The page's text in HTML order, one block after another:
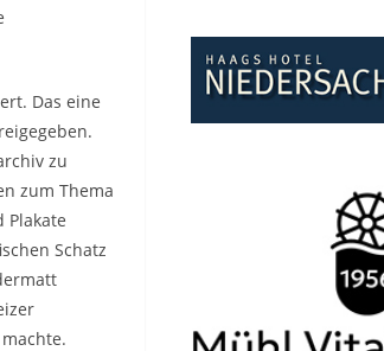
Das eine
zu
zum Thema
Plakate
Schatz